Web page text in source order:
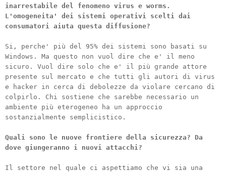
inarrestabile del fenomeno virus e worms.
L'omogeneita' dei sistemi operativi scelti dai
consumatori aiuta questa diffusione?
Si, perche' più del 95% dei sistemi sono basati su
Windows. Ma questo non vuol dire che e' il meno
sicuro. Vuol dire solo che e' il più grande attore
presente sul mercato e che tutti gli autori di virus
e hacker in cerca di debolezze da violare cercano di
colpirlo. Chi sostiene che sarebbe necessario un
ambiente più eterogeneo ha un approccio
sostanzialmente semplicistico.
Quali sono le nuove frontiere della sicurezza? Da
dove giungeranno i nuovi attacchi?
Il settore nel quale ci aspettiamo che vi sia una